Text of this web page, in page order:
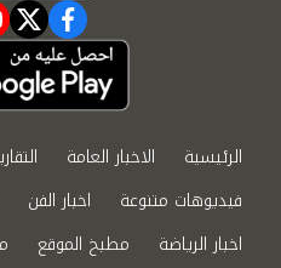
الرئيسية الاخبار العامة
فيديوهات متنوعة
اخبار الفن
اخبار الرياضة
مطبخ الموقع